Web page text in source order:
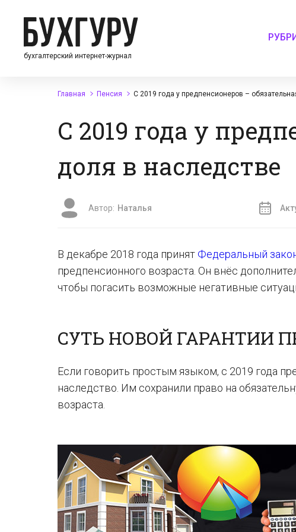
бухгалтерский интернет-журнал
Главная Пенсия С 2019 года у предпенсионеров –
С 2019 года у
доля в наследстве
Автор: Наталья
В декабре 2018 года принят Федеральный
предпенсионного возраста. Он внёс
чтобы погасить возможные негативные
СУТЬ НОВОЙ ГАРАНТИИ
Если говорить простым языком, с 2019 года
наследство. Им сохранили право на
возраста.